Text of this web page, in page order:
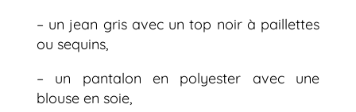
– un jean gris avec un top noir à paillettes
ou sequins,
– un pantalon en polyester avec une
blouse en soie,